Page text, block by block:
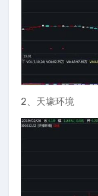
2、天壕环境